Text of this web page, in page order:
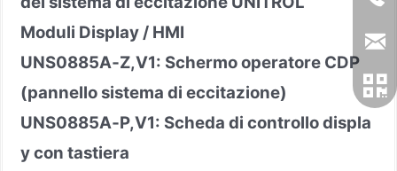
Moduli Display / HMI
UNS0885A‑Z,V1: Schermo operatore CDP
(pannello sistema di eccitazione)
UNS0885A‑P,V1: Scheda di controllo displa
y con tastiera